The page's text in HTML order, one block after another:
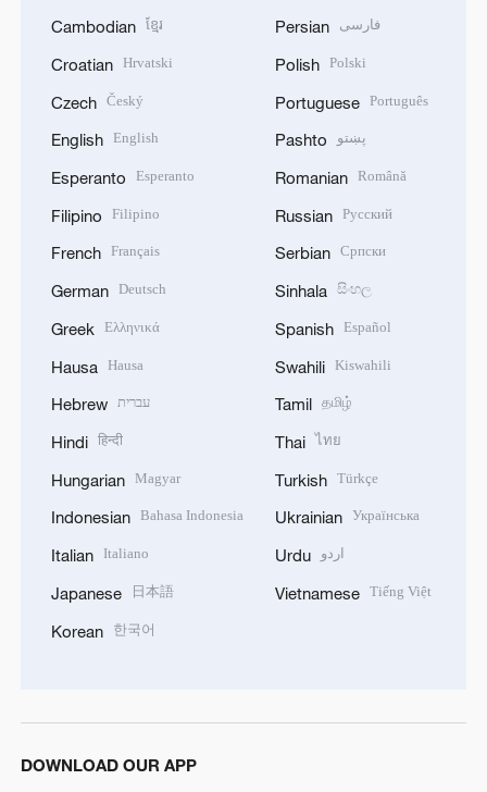
Cambodian ខ្មែរ
Croatian Hrvatski
Czech Český
English English
Esperanto Esperanto
Filipino Filipino
French Français
German Deutsch
Greek Ελληνικά
Hausa Hausa
Hebrew עברית
Hindi हिन्दी
Hungarian Magyar
Indonesian Bahasa Indonesia
Italian Italiano
Japanese 日本語
Korean 한국어
Persian فارسی
Polish Polski
Portuguese Português
Pashto پښتو
Romanian Română
Russian Русский
Serbian Српски
Sinhala සිංහල
Spanish Español
Swahili Kiswahili
Tamil தமிழ்
Thai ไทย
Turkish Türkçe
Ukrainian Українська
Urdu اردو
Vietnamese Tiếng Việt
DOWNLOAD OUR APP